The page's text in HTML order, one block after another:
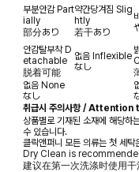
부분안감 Part
ially
部分あり
약간당겨짐 Slig
htly
若干あり
안감탈부착 D
etachable
脱着可能
없음 Inflexible
なし
없음 None
なし
취급시 주의사항 /
상품별로 기재된 소재에 해당하
수 있습니다.
클릭앤퍼니 모든 의류는 첫 세
Dry Clean is
建议在第一次洗涤时使用干